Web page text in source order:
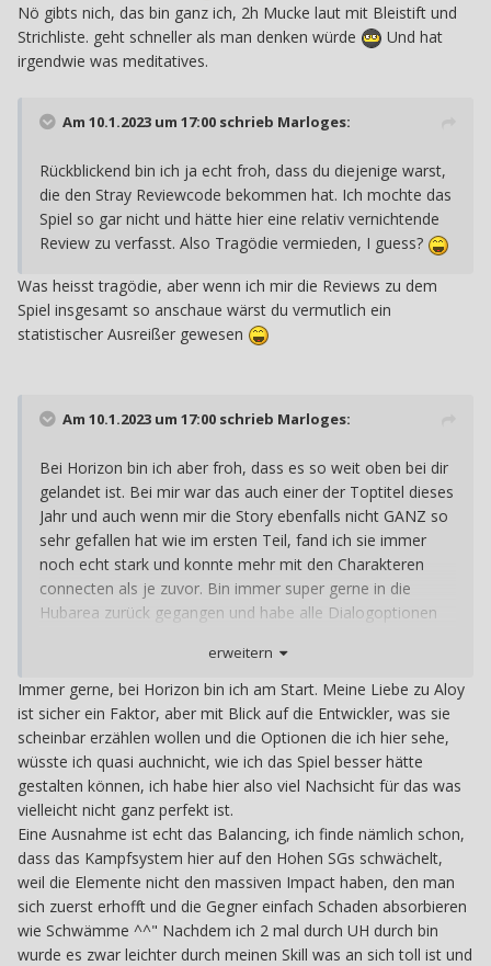
Nö gibts nich, das bin ganz ich, 2h Mucke laut mit Bleistift und
Strichliste. geht schneller als man denken würde
Und hat
irgendwie was meditatives.
Am 10.1.2023 um 17:00 schrieb Marloges:
Rückblickend bin ich ja echt froh, dass du diejenige warst,
die den Stray Reviewcode bekommen hat. Ich mochte das
Spiel so gar nicht und hätte hier eine relativ vernichtende
Review zu verfasst. Also Tragödie vermieden, I guess?
Was heisst tragödie, aber wenn ich mir die Reviews zu dem
Spiel insgesamt so anschaue wärst du vermutlich ein
statistischer Ausreißer gewesen
Am 10.1.2023 um 17:00 schrieb Marloges:
Bei Horizon bin ich aber froh, dass es so weit oben bei dir
gelandet ist. Bei mir war das auch einer der Toptitel dieses
Jahr und auch wenn mir die Story ebenfalls nicht GANZ so
sehr gefallen hat wie im ersten Teil, fand ich sie immer
noch echt stark und konnte mehr mit den Charakteren
connecten als je zuvor. Bin immer super gerne in die
Hubarea zurück gegangen und habe alle Dialogoptionen
erheblich stärker, weswegen es für mich am Ende doch
das bessere Spiel war. Werde ich sicher auch noch was zu
schreiben ... Irgendwann.
erweitern
Immer gerne, bei Horizon bin ich am Start. Meine Liebe zu Aloy
ist sicher ein Faktor, aber mit Blick auf die Entwickler, was sie
scheinbar erzählen wollen und die Optionen die ich hier sehe,
wüsste ich quasi auchnicht, wie ich das Spiel besser hätte
gestalten können, ich habe hier also viel Nachsicht für das was
vielleicht nicht ganz perfekt ist.
Eine Ausnahme ist echt das Balancing, ich finde nämlich schon,
dass das Kampfsystem hier auf den Hohen SGs schwächelt,
weil die Elemente nicht den massiven Impact haben, den man
sich zuerst erhofft und die Gegner einfach Schaden absorbieren
wie Schwämme ^^" Nachdem ich 2 mal durch UH durch bin
wurde es zwar leichter durch meinen Skill was an sich toll ist und